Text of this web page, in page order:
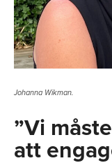
Johanna Wikman.
”Vi
att